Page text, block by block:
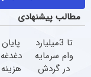
مطالب پیشنهادی
تا 3میلیارد
وام سرمایه
در گردش
پایان
دغدغه
هزینه